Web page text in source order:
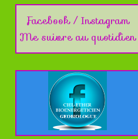
Facebook / Instagram
Me suivre au quotidien